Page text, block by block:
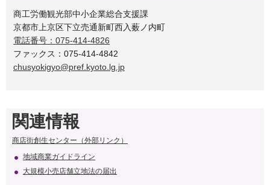
商工労働観光部中小企業総合支援課
京都市上京区下立売通新町西入薮ノ内町
電話番号：075-414-4826
ファックス：075-414-4842
chusyokigyo@pref.kyoto.lg.jp
関連情報
商店街創生センター（外部リンク）
地域商業ガイドライン
大規模小売店舗立地法の届出